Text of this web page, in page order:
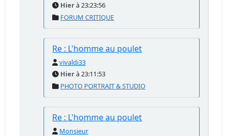
Hierà 23:23:56
FORUM CRITIQUE
Re : L'homme au poulet
vivaldi33
Hierà 23:11:53
PHOTO PORTRAIT & STUDIO
Re : L'homme au poulet
Monsieur